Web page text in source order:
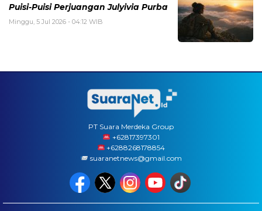
Puisi-Puisi Perjuangan Julyivia Purba
Minggu, 5 Jul 2026 - 04:12 WIB
PT Suara Merdeka Group
‪+62817397301
+6288268178854
suaranetnews@gmail.com